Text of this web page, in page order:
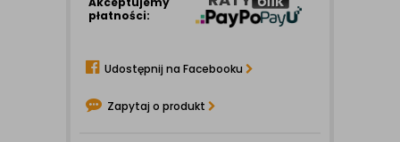
płatności:
Udostępnij na Facebooku
Zapytaj o produkt